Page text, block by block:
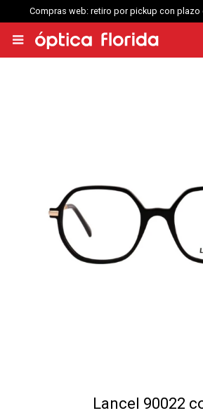
Compras web: retiro por pickup con plazo

Lancel 90022